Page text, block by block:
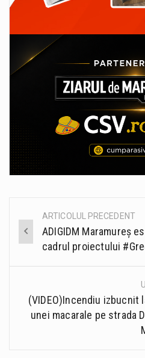
Post
navigation
ARTICOLUL PRECEDENT
ADIGIDM Maramureș
cadrul proiectului
(VIDEO)Incendiu izbucnit
unei macarale pe strada